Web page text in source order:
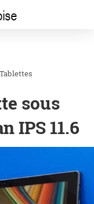
Tablettes
sous
IPS 11.6